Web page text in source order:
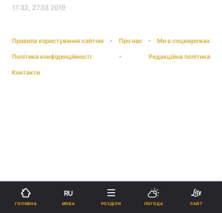
17:32, 27.03.2019
Правила користування сайтом Про нас Ми в соцмережах
Політика конфіденційності Редакційна політика
Контакти
ГОЛОВНА
RU
МОВА РОЗДІЛИ ПОГОДА ЛАЙТ